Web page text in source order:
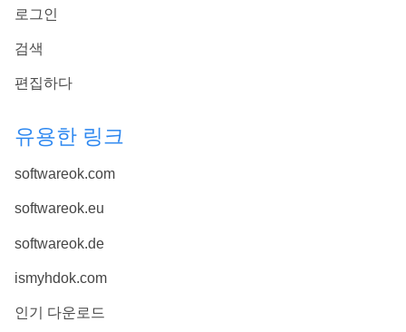
로그인
검색
편집하다
유용한 링크
softwareok.com
softwareok.eu
softwareok.de
ismyhdok.com
인기 다운로드